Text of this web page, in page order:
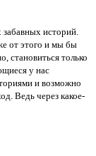
историй.
от этого и мы бы
становиться только
у нас
и возможно
Ведь через какое-